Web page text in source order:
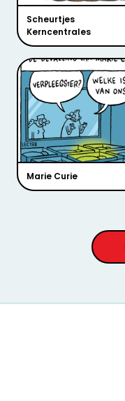
Scheurtjes
Kerncentrales
Marie Curie